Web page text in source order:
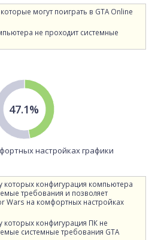
могут поиграть в GTA Online
не проходит системные
47.1%
настройках графики
которых конфигурация компьютера
требования и позволяет
Wars на комфортных настройках
которых конфигурация ПК не
системные требования GTA